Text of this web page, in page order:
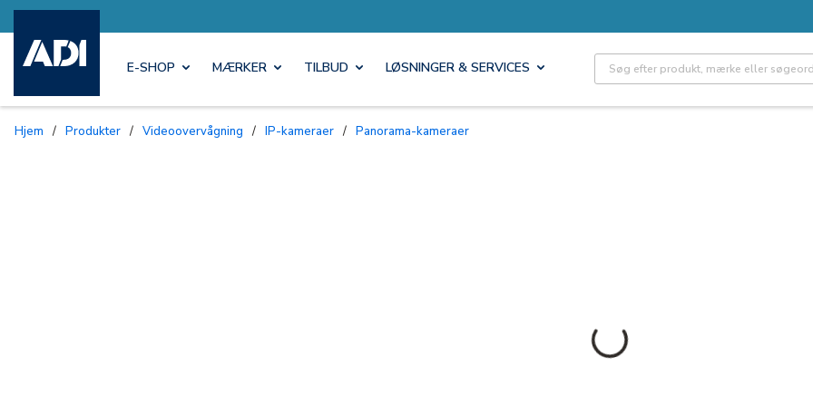
E-SHOP MÆRKER TILBUD LØSNINGER & SERVICES Site Search
Hjem / Produkter / Videoovervågning / IP-kameraer / Panorama-kameraer